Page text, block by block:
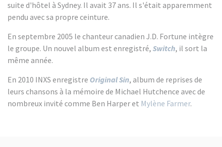
suite d'hôtel à Sydney. Il avait 37 ans. Il s'était apparemment
pendu avec sa propre ceinture.
En septembre 2005 le chanteur canadien J.D. Fortune intègre
le groupe. Un nouvel album est enregistré, Switch, il sort la
même année.
En 2010 INXS enregistre Original Sin, album de reprises de
leurs chansons à la mémoire de Michael Hutchence avec de
nombreux invité comme Ben Harper et Mylène Farmer.